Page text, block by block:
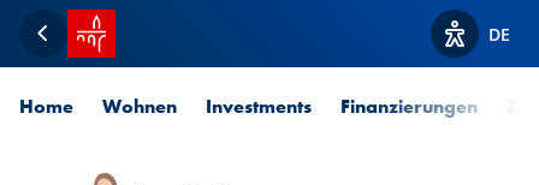
Zurück
Startseite SPUERKEESS
Optionen
DE
Home Wohnen Investments Finanzierungen